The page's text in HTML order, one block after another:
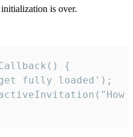
is over.
{
fully loaded');